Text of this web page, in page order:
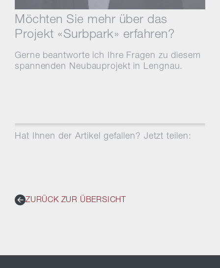
Möchten Sie mehr über das
Projekt «Surbpark» erfahren?
Gerne beantworte ich Ihre Fragen zu diesem
spannenden Neubauprojekt in Lengnau.
Hat Ihnen der Artikel gefallen? Jetzt teilen:
ZURÜCK ZUR ÜBERSICHT